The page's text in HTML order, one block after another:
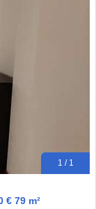
1 / 1
79 m²